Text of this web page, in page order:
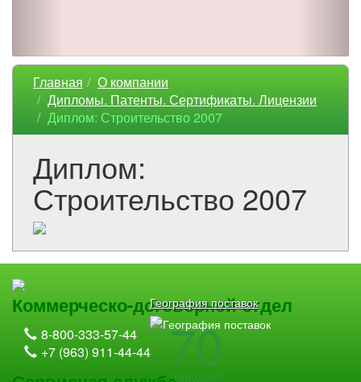
Главная
О компании
Дипломы. Патенты. Сертификаты. Лицензии
Диплом: Строительство 2007
Диплом:
Строительство 2007
География поставок
70
городов!
Коммерческо-договорной отдел
8-800-333-57-44
+7 (963) 911-44-44